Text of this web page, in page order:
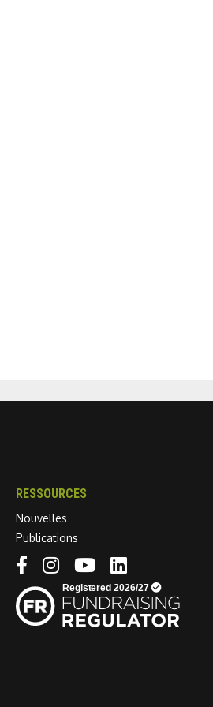
RESSOURCES
Nouvelles
Publications
Linkedin link